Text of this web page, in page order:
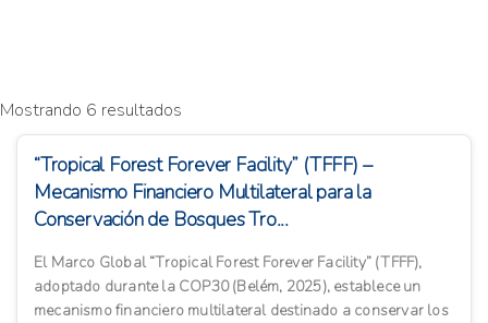
Mostrando 6 resultados
“Tropical Forest Forever Facility” (TFFF) –
Mecanismo Financiero Multilateral para la
Conservación de Bosques Tro...
El Marco Global “Tropical Forest Forever Facility” (TFFF),
adoptado durante la COP30 (Belém, 2025), establece un
mecanismo financiero multilateral destinado a conservar los